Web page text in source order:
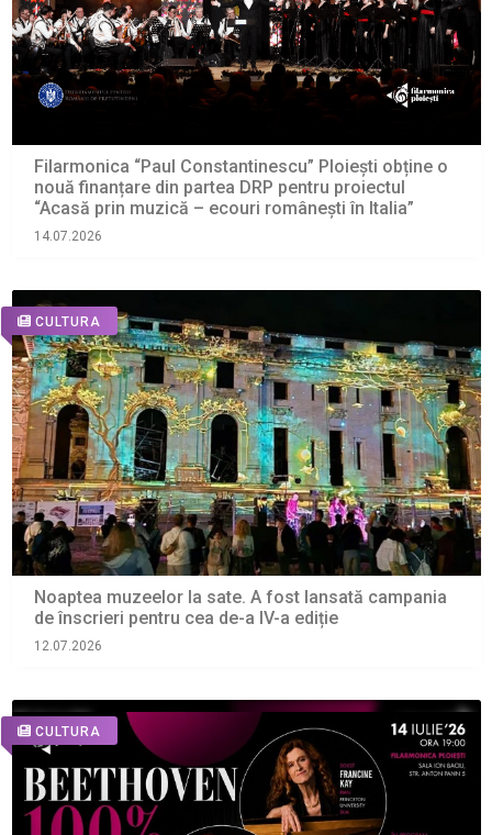
Filarmonica “Paul Constantinescu” Ploiești obține o
nouă finanțare din partea DRP pentru proiectul
“Acasă prin muzică – ecouri românești în Italia”
14.07.2026
CULTURA
Noaptea muzeelor la sate. A fost lansată campania
de înscrieri pentru cea de-a IV-a ediție
12.07.2026
CULTURA